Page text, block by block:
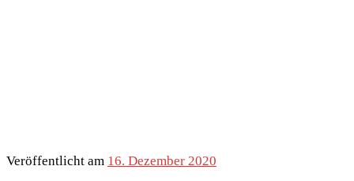
Veröffentlicht am 16. Dezember 2020